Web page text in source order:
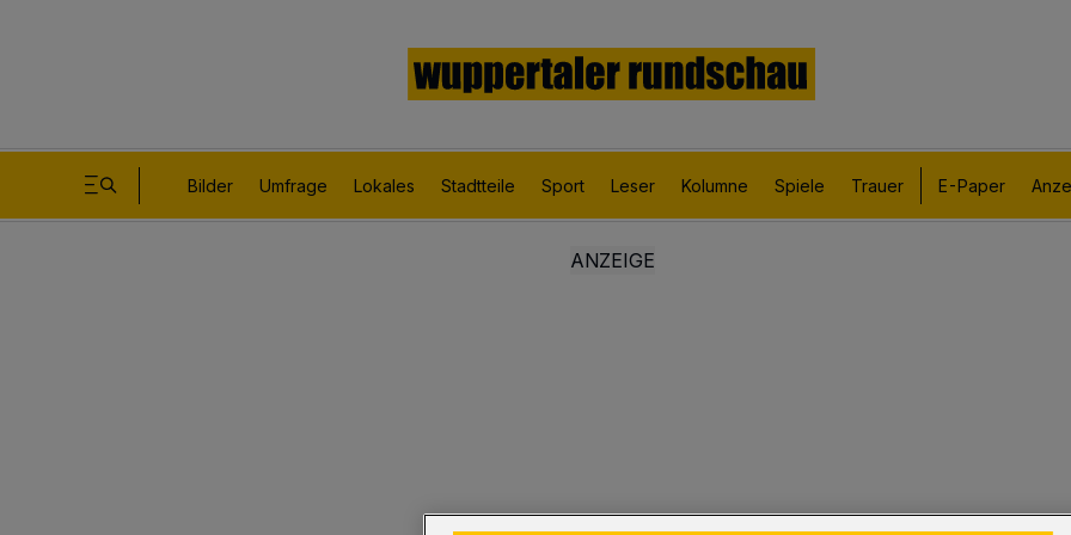
Bilder Umfrage Lokales Stadtteile Sport Leser Kolumne Spiele Trauer E-Paper